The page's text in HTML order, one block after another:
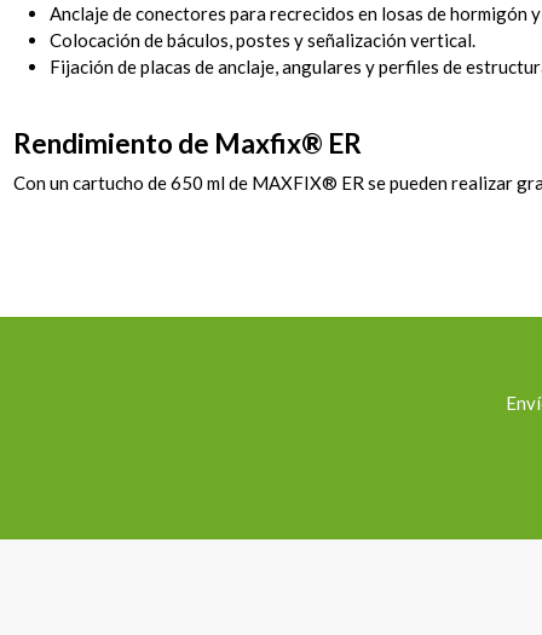
Anclaje de conectores para recrecidos en losas de hormigón
Colocación de báculos, postes y señalización vertical.
Fijación de placas de anclaje, angulares y perfiles de
Rendimiento de Maxfix® ER
Con un cartucho de 650 ml de MAXFIX® ER se pueden realizar